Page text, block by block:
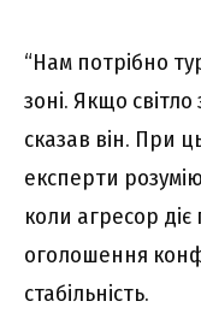
“Нам потрібно
зоні. Якщо світло
сказав він. При
експерти
коли агресор
оголошення
стабільність.